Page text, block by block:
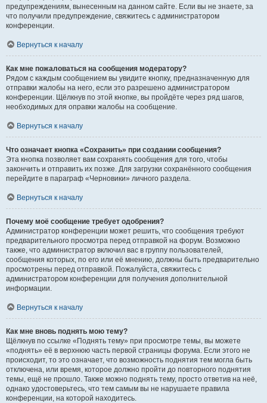
предупреждениям, вынесенным на данном сайте. Если вы не знаете, за
что получили предупреждение, свяжитесь с администратором
конференции.
Вернуться к началу
Как мне пожаловаться на сообщения модератору?
Рядом с каждым сообщением вы увидите кнопку, предназначенную для
отправки жалобы на него, если это разрешено администратором
конференции. Щёлкнув по этой кнопке, вы пройдёте через ряд шагов,
необходимых для оправки жалобы на сообщение.
Вернуться к началу
Что означает кнопка «Сохранить» при создании сообщения?
Эта кнопка позволяет вам сохранять сообщения для того, чтобы
закончить и отправить их позже. Для загрузки сохранённого сообщения
перейдите в параграф «Черновики» личного раздела.
Вернуться к началу
Почему моё сообщение требует одобрения?
Администратор конференции может решить, что сообщения требуют
предварительного просмотра перед отправкой на форум. Возможно
также, что администратор включил вас в группу пользователей,
сообщения которых, по его или её мнению, должны быть предварительно
просмотрены перед отправкой. Пожалуйста, свяжитесь с
администратором конференции для получения дополнительной
информации.
Вернуться к началу
Как мне вновь поднять мою тему?
Щёлкнув по ссылке «Поднять тему» при просмотре темы, вы можете
«поднять» её в верхнюю часть первой страницы форума. Если этого не
происходит, то это означает, что возможность поднятия тем могла быть
отключена, или время, которое должно пройти до повторного поднятия
темы, ещё не прошло. Также можно поднять тему, просто ответив на неё,
однако удостоверьтесь, что тем самым вы не нарушаете правила
конференции, на которой находитесь.